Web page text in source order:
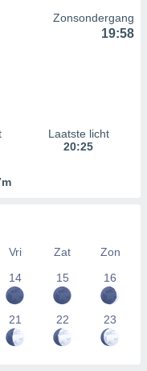
Zonsondergang
19:58
Laatste licht
20:25
Vri Zat
Zon
14 15 16
21 22 23